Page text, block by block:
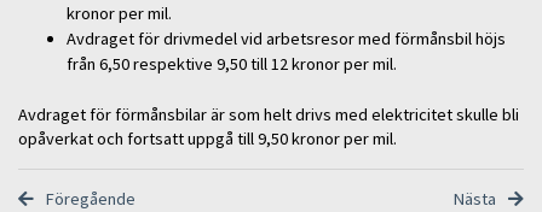
kronor per mil.
Avdraget för drivmedel vid arbetsresor med förmånsbil höjs
från 6,50 respektive 9,50 till 12 kronor per mil.
Avdraget för förmånsbilar är som helt drivs med elektricitet skulle bli
opåverkat och fortsatt uppgå till 9,50 kronor per mil.
Föregående Nästa